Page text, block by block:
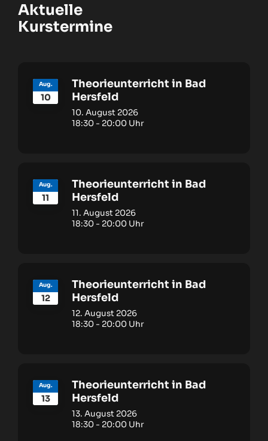
Aktuelle
Kurstermine
10
Aug.
Theorieunterricht in Bad
Hersfeld
10. August 2026
18:30 - 20:00
11
Aug.
Theorieunterricht in Bad
Hersfeld
11. August 2026
18:30 - 20:00
12
Aug.
Theorieunterricht in Bad
Hersfeld
12. August 2026
18:30 - 20:00
13
Aug.
Theorieunterricht in Bad
Hersfeld
13. August 2026
18:30 - 20:00